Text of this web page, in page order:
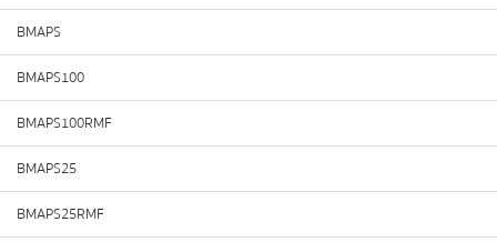
BMAPS
BMAPS100
BMAPS100RMF
BMAPS25
BMAPS25RMF